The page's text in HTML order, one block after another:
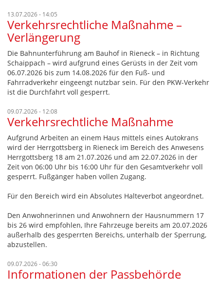
13.07.2026 - 14:05
Verkehrsrechtliche Maßnahme –
Verlängerung
Die Bahnunterführung am Bauhof in Rieneck – in Richtung
Schaippach – wird aufgrund eines Gerüsts in der Zeit vom
06.07.2026 bis zum 14.08.2026 für den Fuß- und
Fahrradverkehr eingeengt nutzbar sein. Für den PKW-Verkehr
ist die Durchfahrt voll gesperrt.
09.07.2026 - 12:08
Verkehrsrechtliche Maßnahme
Aufgrund Arbeiten an einem Haus mittels eines Autokrans
wird der Herrgottsberg in Rieneck im Bereich des Anwesens
Herrgottsberg 18 am 21.07.2026 und am 22.07.2026 in der
Zeit von 06:00 Uhr bis 16:00 Uhr für den Gesamtverkehr voll
gesperrt. Fußgänger haben vollen Zugang.
Für den Bereich wird ein Absolutes Halteverbot angeordnet.
Den Anwohnerinnen und Anwohnern der Hausnummern 17
bis 26 wird empfohlen, Ihre Fahrzeuge bereits am 20.07.2026
außerhalb des gesperrten Bereichs, unterhalb der Sperrung,
abzustellen.
09.07.2026 - 06:30
Informationen der Passbehörde